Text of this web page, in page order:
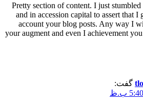
Pretty section of content. I just
and in accession capital to assert that I
account your blog posts. Any way I
your augment and even I achievement
گفت: